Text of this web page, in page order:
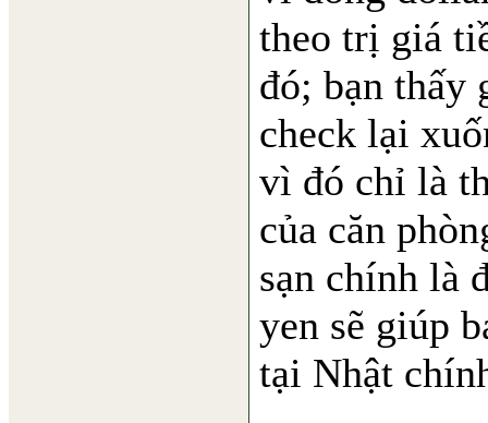
theo trị giá
đó; bạn thấy
check lại
vì đó chỉ là
của căn
sạn chính là
yen sẽ giúp
tại Nhật